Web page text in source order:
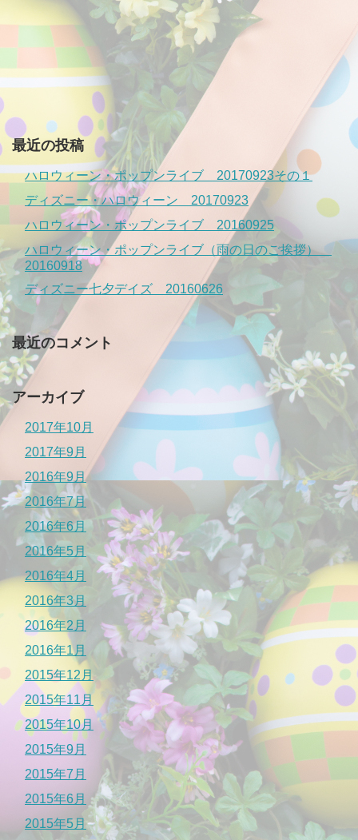
最近の投稿
ハロウィーン・ポップンライブ 20170923その１
ディズニー・ハロウィーン 20170923
ハロウィーン・ポップンライブ 20160925
ハロウィーン・ポップンライブ（雨の日のご挨拶）
20160918
ディズニー七夕デイズ 20160626
最近のコメント
アーカイブ
2017年10月
2017年9月
2016年9月
2016年7月
2016年6月
2016年5月
2016年4月
2016年3月
2016年2月
2016年1月
2015年12月
2015年11月
2015年10月
2015年9月
2015年7月
2015年6月
2015年5月